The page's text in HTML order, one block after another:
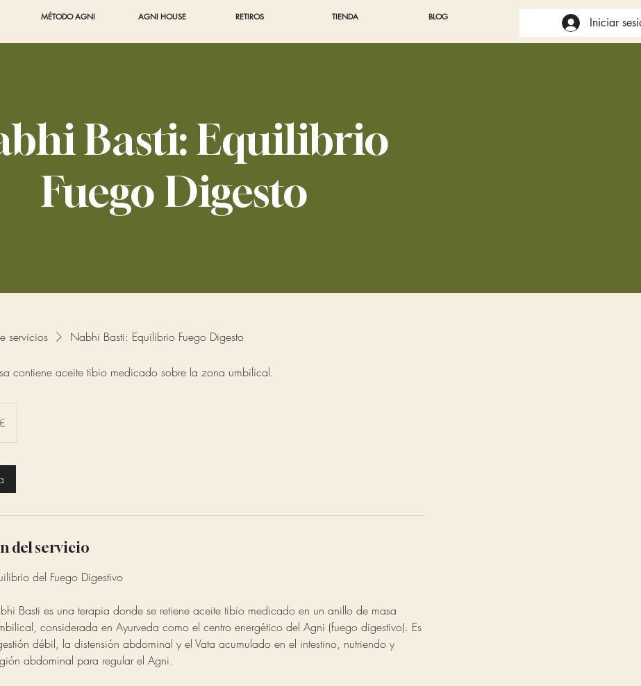
MÉTODO AGNI AGNI HOUSE RETIROS TIENDA BLOG Iniciar
Basti: Equilibrio
Fuego Digesto
servicios Nabhi Basti: Equilibrio Fuego Digesto
contiene aceite tibio medicado sobre la zona umbilical.
del servicio
del Fuego Digestivo
Basti es una terapia donde se retiene aceite tibio medicado en un anillo de masa
considerada en Ayurveda como el centro energético del Agni (fuego digestivo). Es
débil, la distensión abdominal y el Vata acumulado en el intestino, nutriendo y
abdominal para regular el Agni.